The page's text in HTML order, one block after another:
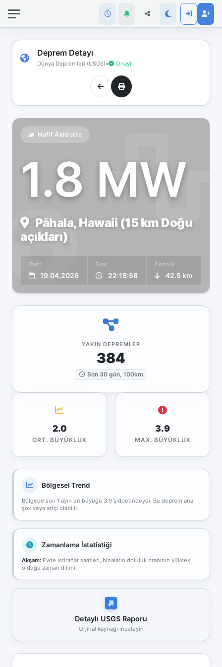
Deprem Detayı
Dünya Depremleri (USGS)• Onaylı
Hafif Åiddette
1.8 MW
Pāhala, Hawaii (15 km Doğu
açıkları)
Tarih
19.04.2026
Saat
22:18:58
Derinlik
42.5 km
YAKIN DEPREMLER
384
Son 30 gün, 100km
2.0
ORT. BÜYÜKLÜK
3.9
MAX. BÜYÜKLÜK
Bölgesel Trend
Bölgede son 1 ayın en büyüğü 3.9 şiddetindeydi. Bu deprem ana
şok veya artçı olabilir.
Zamanlama İstatistiği
Akşam: Evde istirahat saatleri, binaların doluluk oranının yüksek
olduğu zaman dilimi.
Detaylı USGS Raporu
Orjinal kaynağı inceleyin
bağlantınız
koptu!
Çevrimdışı
moddasınız.